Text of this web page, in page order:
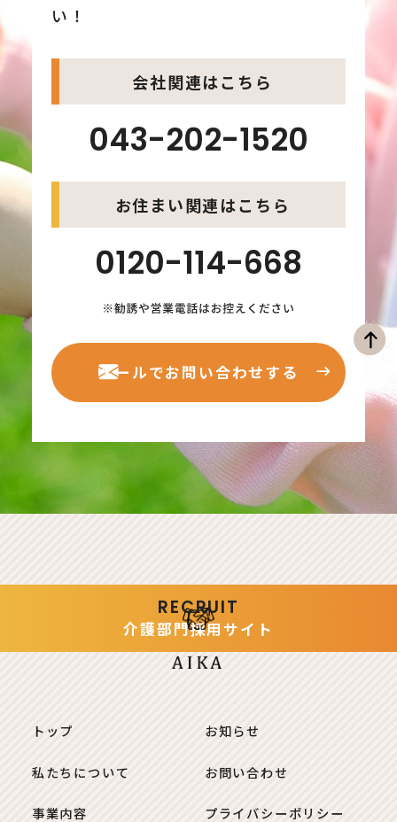
い！
会社関連はこちら
043-202-1520
お住まい関連はこちら
0120-114-668
メールでお問い合わせする
RECRUIT
介護部門採用サイト
トップ
私たちについて
事業内容
お知らせ
お問い合わせ
プライバシーポリシー